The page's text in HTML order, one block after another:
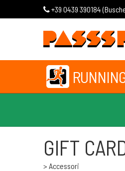
+39 0439 390184 (
GIFT
> Accessori